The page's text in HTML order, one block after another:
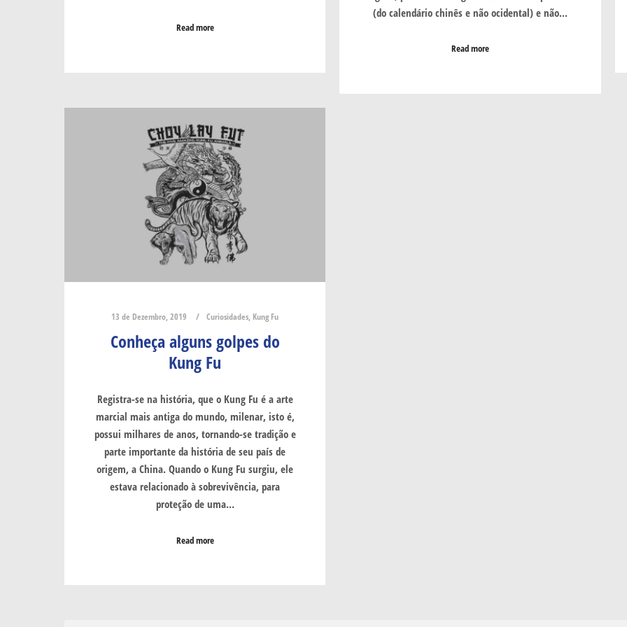
Read more
(do calendário chinês e não ocidental) e não…
Read more
13 de Dezembro, 2019 Curiosidades Kung Fu
Conheça alguns golpes do
Kung Fu
Registra-se na história, que o Kung Fu é a arte
marcial mais antiga do mundo, milenar, isto é,
possui milhares de anos, tornando-se tradição e
parte importante da história de seu país de
origem, a China. Quando o Kung Fu surgiu, ele
estava relacionado à sobrevivência, para
proteção de uma…
Read more